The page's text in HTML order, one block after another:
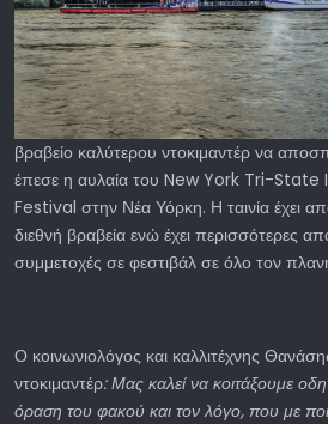
βραβείο καλύτερου ντοκιμαντέρ να
έπεσε η αυλαία του New York Tri-
Festival στην Νέα Υόρκη. Η ταινία έχει
διεθνή βραβεία ενώ έχει περισσότερες
συμμετοχές σε φεστιβάλ σε όλο τον
Ο κοινωνιολόγος και καλλιτέχνης
ντοκιμαντέρ: Μας καλεί να κοιτάξουμε
όραση του φακού και τον λόγο, που με